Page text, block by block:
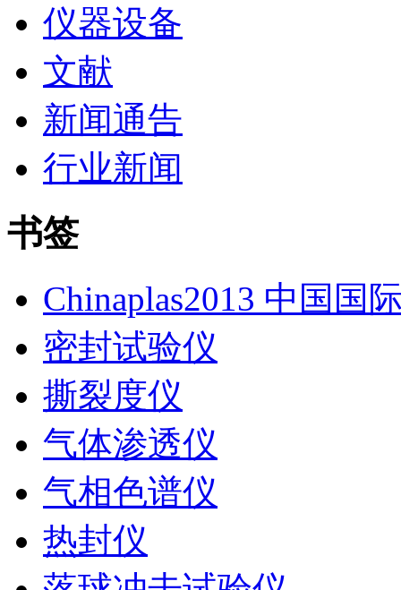
仪器设备
文献
新闻通告
行业新闻
书签
Chinaplas2013 中国国
密封试验仪
撕裂度仪
气体渗透仪
气相色谱仪
热封仪